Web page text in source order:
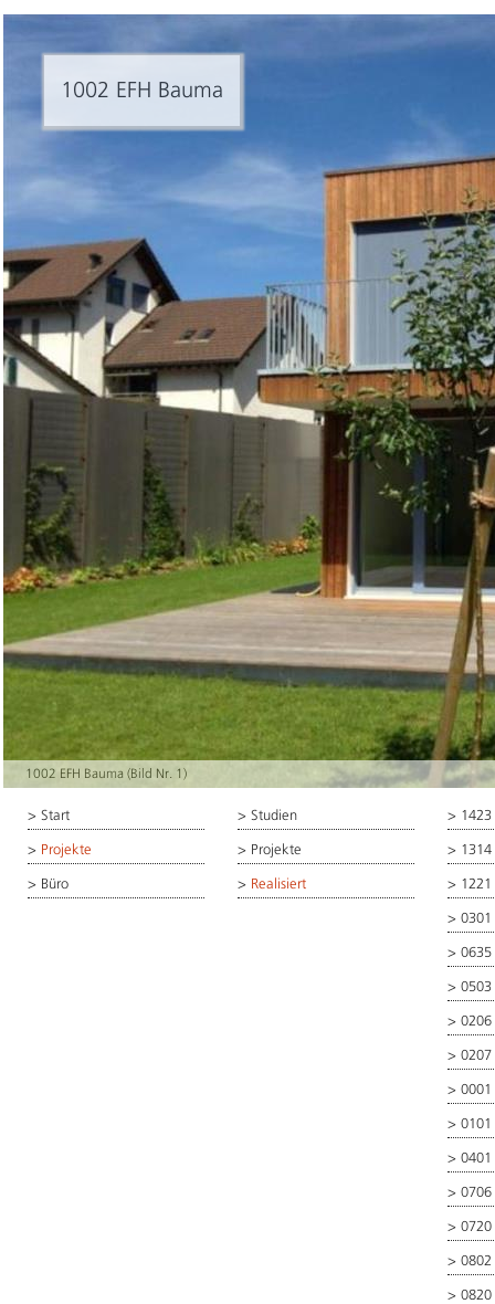
1002 EFH Bauma
1002 EFH Bauma (Bild Nr. 1)
> Start
> Projekte
> Büro
> Studien
> Projekte
> Realisiert
>
>
>
> 0301
> 0635
> 0503
> 0206
> 0207
> 0001
> 0101
> 0401
> 0706
> 0720
> 0802
> 0820